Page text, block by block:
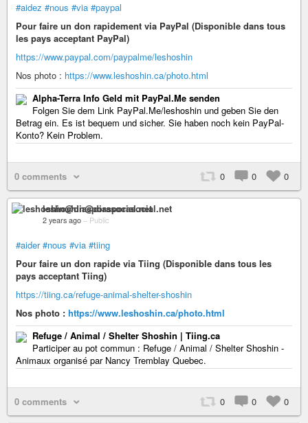
#aidez #nous #via #paypal
Pour faire un don rapidement via PayPal (Disponible dans tous
les pays acceptant PayPal)
https://www.paypal.com/paypalme/leshoshin
Nos photo : https://www.leshoshin.ca/photo.html
Alpha-Terra Info Geld mit PayPal.Me senden
Folgen Sie dem Link PayPal.Me/leshoshin und geben Sie den
Betrag ein. Es ist bequem und sicher. Sie haben noch kein PayPal-
Konto? Kein Problem.
0 comments 0 0 0
leshoshin@diasporasocial.net
2 years ago – Public
#aider #nous #via #tiing
Pour faire un don rapide via Tiing (Disponible dans tous les
pays acceptant Tiing)
https://tiing.ca/refuge-animal-shelter-shoshin
Nos photo : https://www.leshoshin.ca/photo.html
Refuge / Animal / Shelter Shoshin | Tiing.ca
Participer au pot commun : Refuge / Animal / Shelter Shoshin -
Animaux organisé par Nancy Tremblay Quebec.
0 comments 0 0 0